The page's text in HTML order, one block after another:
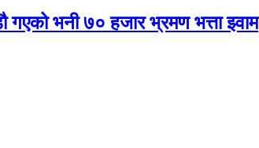
गएको भनी ७० हजार भ्रमण भत्ता झ्वाम